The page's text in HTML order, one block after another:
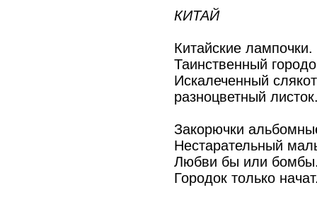
КИТАЙ
Китайские лампочки.
Таинственный
Искалеченный
разноцветный
Закорючки
Нестарательный
Любви бы или
Городок только